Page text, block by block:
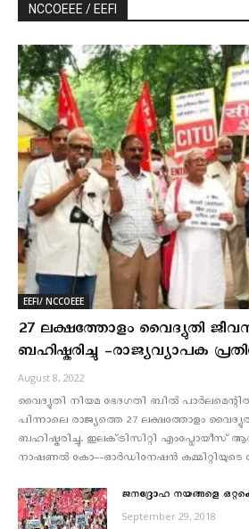
NCCOEEE / EEFI
EEFI/ NCCOEEE
27 ലക്ഷത്തോളം വൈദ്യുതി
ബഹിഷ്കരിച്ചു -രാജ്യവ്യാപക
August 8, 2022
വൈദ്യുതി നിയമ ഭേദഗതി ബില്‍
പിന്നാലെ രാജ്യത്തെ 27 ലക്ഷത്തോളം
ബഹിഷ്കരിച്ചു. ഇലക്‌ട്രിസിറ്റി
നാഷണൽ കോ–-ഓർഡിനേഷൻ കമ്മിറ്റിയുടെ
ജനദ്രോഹ നയങ്ങളെ
September 29, 2018